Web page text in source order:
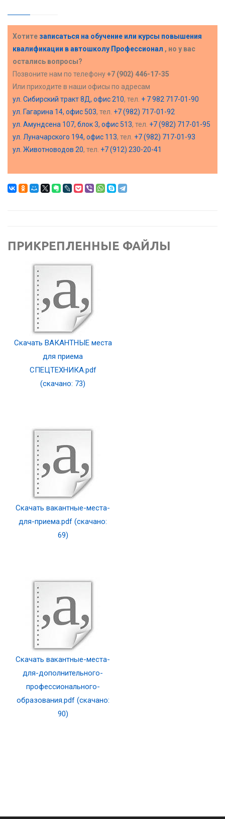
Хотите записаться на обучение или курсы повышения
квалификации вавтошколу Профессионал , но у вас
остались вопросы?
Позвоните нам по телефону+7 (902) 446-17-35
Или приходите в наши офисы по адресам
ул. Сибирский тракт 8Д, офис 210, тел. + 7 982 717-01-90
ул. Гагарина 14, офис 503, тел. +7 (982) 717-01-92
ул. Амундсена 107, блок 3, офис 513, тел. +7 (982) 717-01-95
ул. Луначарского 194, офис 113, тел. +7 (982) 717-01-93
ул. Животноводов 20, тел. +7 (912) 230-20-41
ПРИКРЕПЛЕННЫЕ ФАЙЛЫ
Скачать ВАКАНТНЫЕ места
для приема
СПЕЦТЕХНИКА.pdf
(скачано: 73)
Скачать вакантные-места-
для-приема.pdf (скачано:
69)
Скачать вакантные-места-
для-дополнительного-
профессионального-
образования.pdf (скачано:
90)